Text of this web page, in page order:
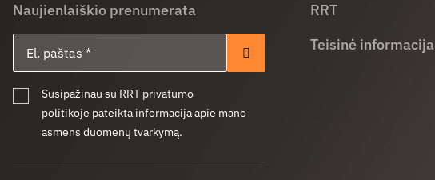
Naujienlaiškio prenumerata
Prenumeruoti
Susipažinau su RRT privatumo
politikoje pateikta informacija apie mano
asmens duomenų tvarkymą.
RRT
Teisinė informacija